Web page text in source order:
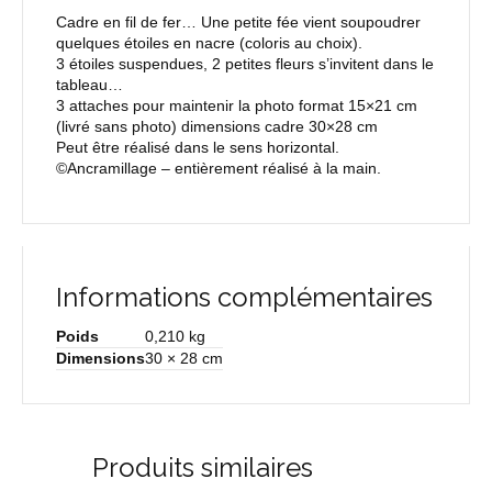
Cadre en fil de fer… Une petite fée vient soupoudrer
quelques étoiles en nacre (coloris au choix).
3 étoiles suspendues, 2 petites fleurs s’invitent dans le
tableau…
3 attaches pour maintenir la photo format 15×21 cm
(livré sans photo) dimensions cadre 30×28 cm
Peut être réalisé dans le sens horizontal.
©Ancramillage – entièrement réalisé à la main.
Informations complémentaires
Poids
0,210 kg
Dimensions30 × 28 cm
Produits similaires